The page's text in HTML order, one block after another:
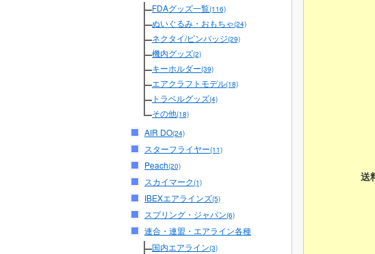
FDAグッズ一覧(116)
ぬいぐるみ・おもちゃ(24)
ネクタイ/ピンバッジ(29)
機内グッズ(2)
キーホルダー(39)
エアクラフトモデル(18)
トラベルグッズ(4)
その他(18)
AIR DO(24)
スターフライヤー(11)
Peach(20)
スカイマーク(1)
IBEXエアラインズ(5)
スプリング・ジャパン(6)
連合・連盟・エアライン各種
国内エアライン(3)
送